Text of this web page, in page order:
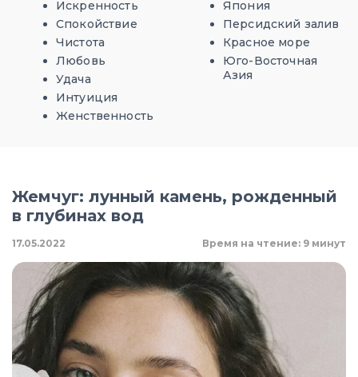
Искренность
Спокойствие
Чистота
Любовь
Удача
Интуиция
Женственность
Япония
Персидский залив
Красное море
Юго-Восточная
Азия
Жемчуг: лунный камень, рожденный
в глубинах вод
17.05.2022 Время на чтение: 9 минут